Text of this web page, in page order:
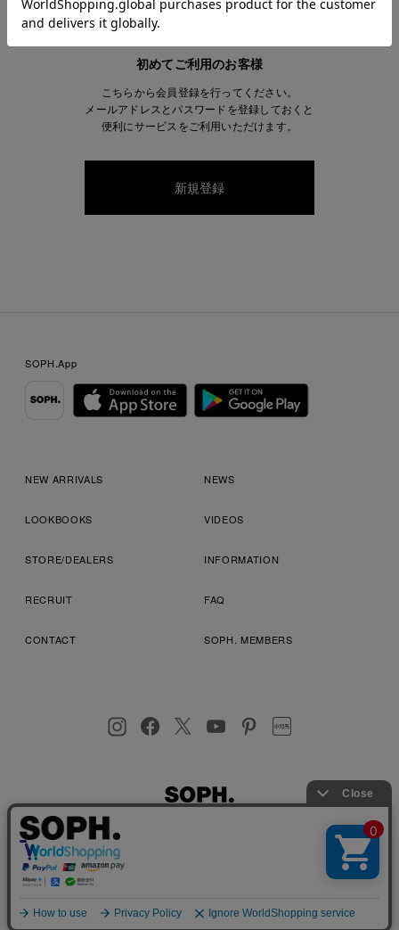
初めてご利用のお客様
こちらから会員登録を行ってください。
メールアドレスとパスワードを登録しておくと
便利にサービスをご利用いただけます。
SOPH.App
NEW ARRIVALS NEWS
LOOKBOOKS VIDEOS
STORE/DEALERS INFORMATION
RECRUIT FAQ
CONTACT SOPH. MEMBERS
プライバシーポリシー
店舗受取サービス
お客様により良いサービスを提供するため、cookie(クッキー)を
使用することがございます。 詳しくは
プライバシーポリシーを
ご確認ください。
OK